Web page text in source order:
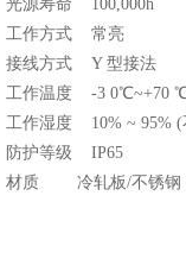
光源寿命 100,000h
工作方式 常亮
接线方式 Y 型接法
工作温度 -3
工作湿度 10% ~
防护等级 IP65
材质 冷轧板/不锈钢